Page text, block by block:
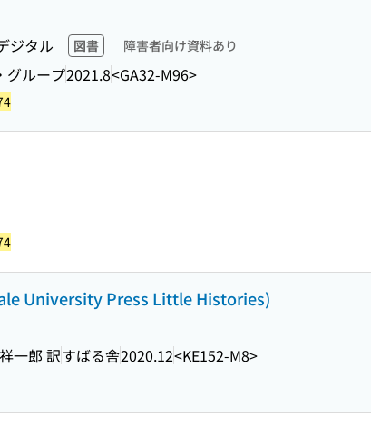
ジタル 図書 障害者向け資料あり
グループ2021.8<GA32-M96>
University Press Little Histories)
一郎 訳すばる舎2020.12<KE152-M8>